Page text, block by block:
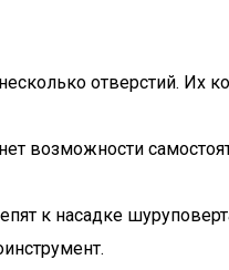
отверстий.
возможности
к насадке